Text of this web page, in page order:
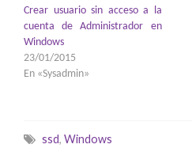
Crear usuario sin acceso a la
cuenta de Administrador en
Windows
23/01/2015
En «Sysadmin»
ssd, Windows